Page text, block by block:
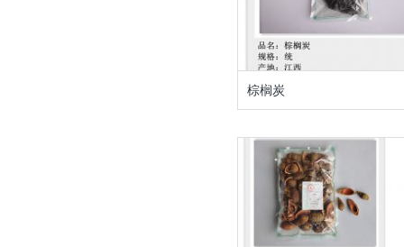
棕榈炭